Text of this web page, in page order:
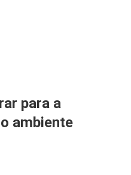
para a
ambiente